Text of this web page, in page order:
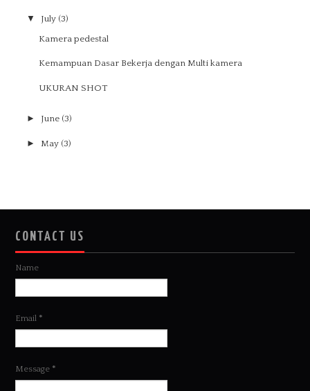
▼ July (3)
Kamera pedestal
Kemampuan Dasar Bekerja dengan Multi kamera
UKURAN SHOT
► June (3)
► May (3)
CONTACT US
Name
Email *
Message *